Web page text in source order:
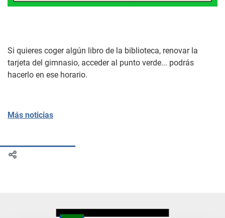
Si quieres coger algún libro de la biblioteca, renovar la
tarjeta del gimnasio, acceder al punto verde... podrás
hacerlo en ese horario.
Más noticias